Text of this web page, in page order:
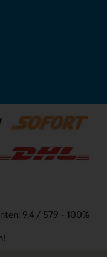
9.4 / 579 - 100%